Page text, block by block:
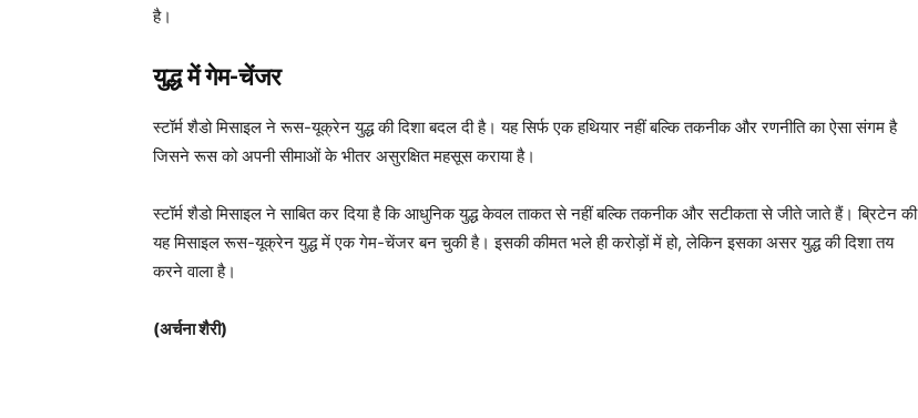
है।
युद्ध में गेम-चेंजर
स्टॉर्म शैडो मिसाइल ने रूस-यूक्रेन युद्ध की दिशा बदल दी है। यह सिर्फ एक हथियार नहीं बल्कि तकनीक और रणनीति का ऐसा संगम है
जिसने रूस को अपनी सीमाओं के भीतर असुरक्षित महसूस कराया है।
स्टॉर्म शैडो मिसाइल ने साबित कर दिया है कि आधुनिक युद्ध केवल ताकत से नहीं बल्कि तकनीक और सटीकता से जीते जाते हैं। ब्रिटेन की
यह मिसाइल रूस-यूक्रेन युद्ध में एक गेम-चेंजर बन चुकी है। इसकी कीमत भले ही करोड़ों में हो, लेकिन इसका असर युद्ध की दिशा तय
करने वाला है।
(अर्चना शैरी)